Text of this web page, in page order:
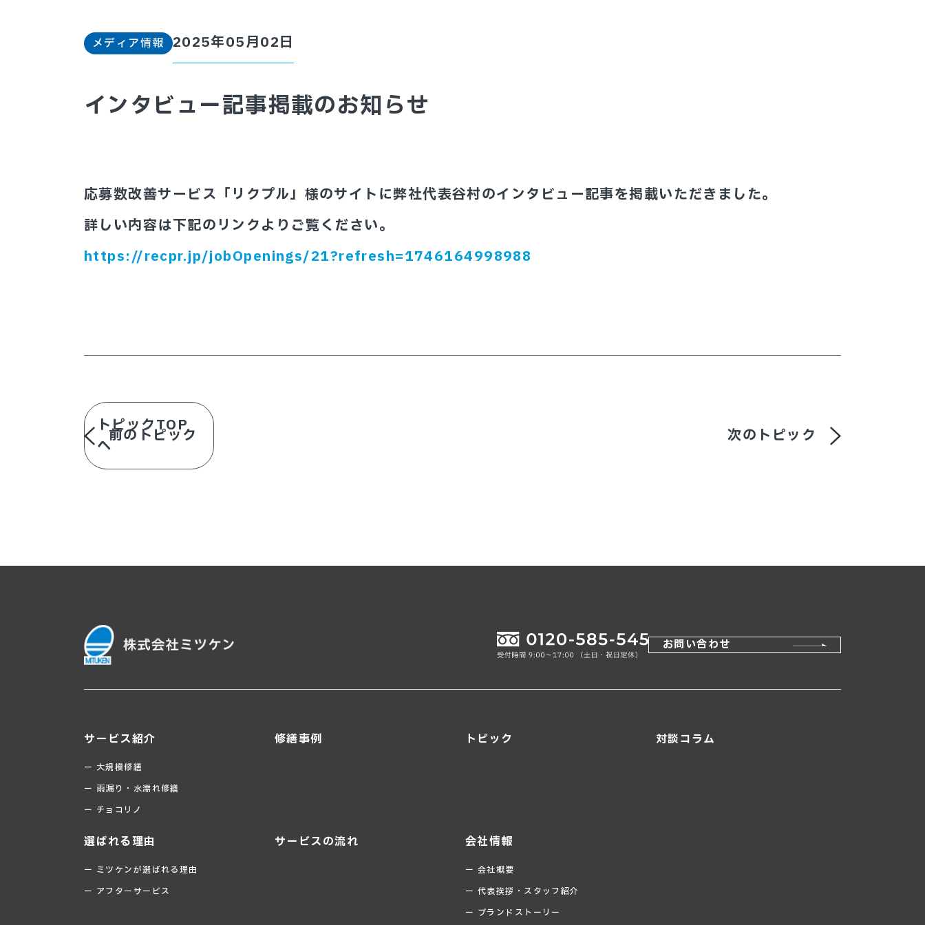
メディア情報 2025年05月02日
インタビュー記事掲載のお知らせ
応募数改善サービス「リクプル」様のサイトに弊社代表谷村のインタビュー記事を掲載いただきました。
詳しい内容は下記のリンクよりご覧ください。
https://recpr.jp/jobOpenings/21?refresh=1746164998988
前のトピック 次のトピック
トピックTOP
へ
お問い合わせ
サービス紹介
ー 大規模修繕
ー 雨漏り・水濡れ修繕
ー チョコリノ
修繕事例 トピック 対談コラム
選ばれる理由
ー ミツケンが選ばれる理由
ー アフターサービス
サービスの流れ 会社情報
ー 会社概要
ー 代表挨拶・スタッフ紹介
ー ブランドストーリー